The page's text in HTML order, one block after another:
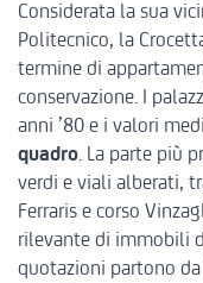
Considerata la sua
Politecnico, la
termine di
conservazione. I
anni ’80 e i valori
quadro. La parte più
verdi e viali alberati,
Ferraris e corso
rilevante di immobili
quotazioni partono da